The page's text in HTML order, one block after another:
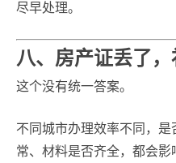
尽早处理。
八、房产证丢了，
这个没有统一答案。
不同城市办理效率不同，
常、材料是否齐全，都会影